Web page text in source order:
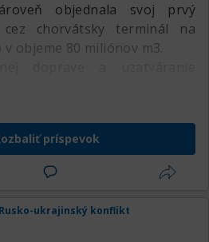
objednala svoj prvý
chorvátsky terminál na
objeme 80 miliónov m3.
stream 2 a spoločnosť
svojich 140 zamestnancov.
práve obavy z rýchleho
technológie výroby v
rapídne znížili ceny
príspevok
Rusko-ukrajinský konflikt